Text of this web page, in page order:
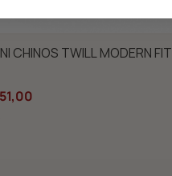
CHINOS TWILL MODERN FIT